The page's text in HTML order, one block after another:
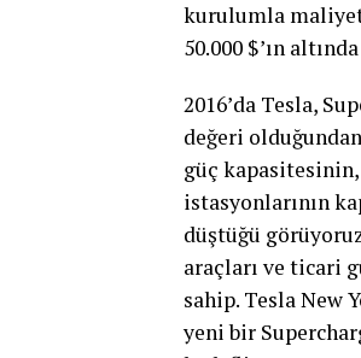
kurulumla
50.000 $’ın
2016’da Tesla,
değeri
güç kapasitesinin,
istasyonlarının
düştüğü
araçları ve ticari
sahip. Tesla New
yeni bir